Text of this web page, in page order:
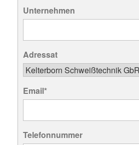
Unternehmen
Adressat
Email*
Telefonnummer